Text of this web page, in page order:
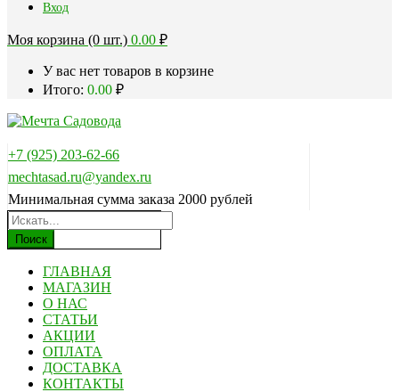
Вход
Моя корзина (0 шт.) 0.00 ₽
У вас нет товаров в корзине
Итого: 0.00 ₽
+7 (925) 203-62-66
mechtasad.ru@yandex.ru
Минимальная сумма заказа 2000 рублей
Поиск
ГЛАВНАЯ
МАГАЗИН
О НАС
СТАТЬИ
АКЦИИ
ОПЛАТА
ДОСТАВКА
КОНТАКТЫ